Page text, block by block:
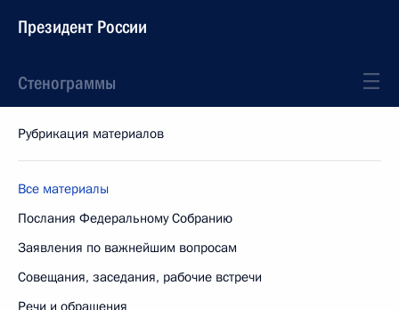
Президент России
Стенограммы
Рубрикация материалов
Все материалы
Послания Федеральному Собранию
Заявления по важнейшим вопросам
Совещания, заседания, рабочие встречи
Речи и обращения